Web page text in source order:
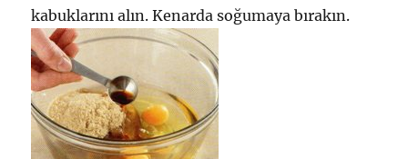
kabuklarını alın. Kenarda soğumaya bırakın.